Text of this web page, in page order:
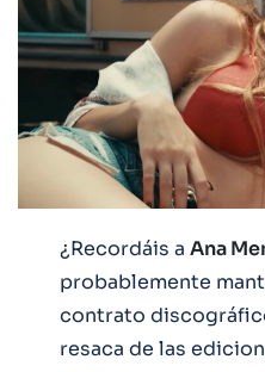
¿Recordáis a Ana
probablemente
contrato
resaca de las